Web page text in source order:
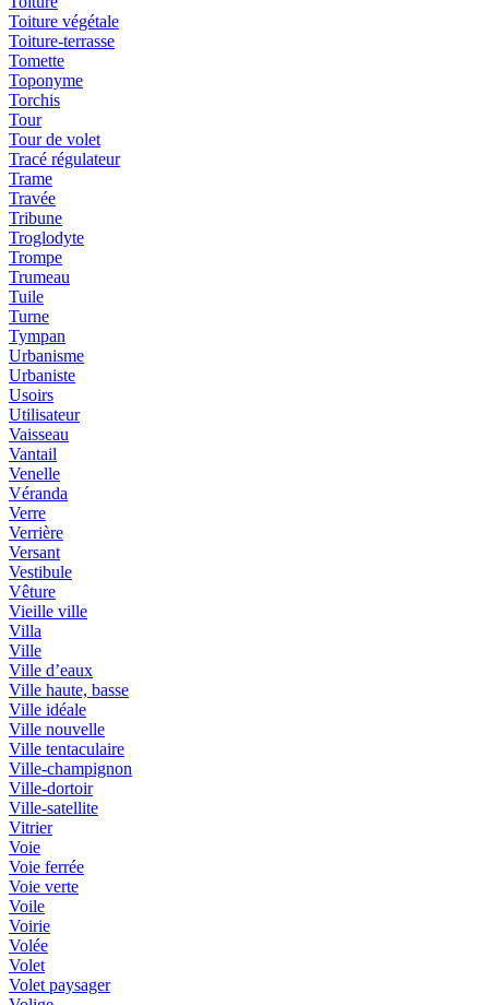
Toiture végétale
Toiture-terrasse
Tomette
Toponyme
Torchis
Tour
Tour de volet
Tracé régulateur
Trame
Travée
Tribune
Troglodyte
Trompe
Trumeau
Tuile
Turne
Tympan
Urbanisme
Urbaniste
Usoirs
Utilisateur
Vaisseau
Vantail
Venelle
Véranda
Verre
Verrière
Versant
Vestibule
Vêture
Vieille ville
Villa
Ville
Ville d’eaux
Ville haute, basse
Ville idéale
Ville nouvelle
Ville tentaculaire
Ville-champignon
Ville-dortoir
Ville-satellite
Vitrier
Voie
Voie ferrée
Voie verte
Voile
Voirie
Volée
Volet
Volet paysager